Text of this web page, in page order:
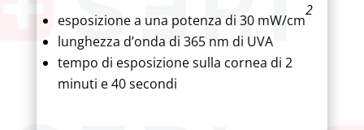
esposizione a una potenza di 30 mW/cm
2
lunghezza d’onda di 365 nm di UVA
tempo di esposizione sulla cornea di 2
minuti e 40 secondi